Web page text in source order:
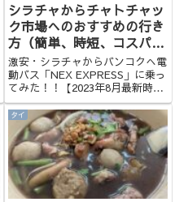
シラチャからチャトチャッ
ク市場へのおすすめの行き
方（簡単、時短、コスパ
◎）
激安・シラチャからバンコクへ電
動バス「NEX EXPRESS」に乗っ
てみた！！【2023年8月最新時刻
表更新】 |
weekendshorttrip.comNex
Express || HOME簡単、シラチャ
ロビンソン前から乗り換えなし。
マ...
タイ